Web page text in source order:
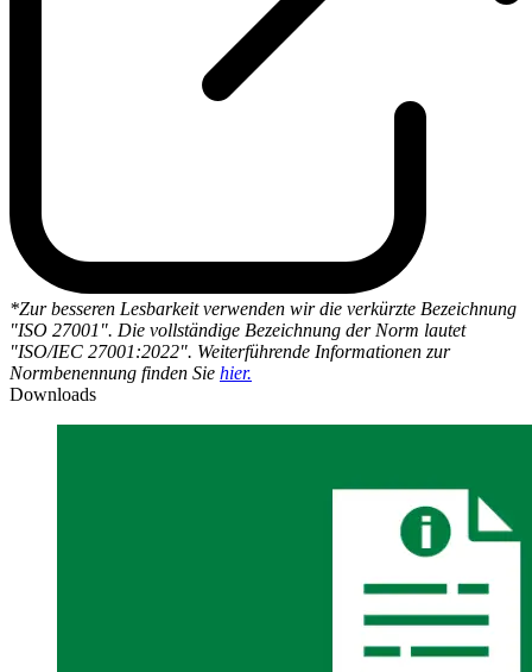
*Zur besseren Lesbarkeit verwenden wir die verkürzte Bezeichnung
"ISO 27001". Die vollständige Bezeichnung der Norm lautet
"ISO/IEC 27001:2022". Weiterführende Informationen zur
Normbenennung finden Sie hier.
Downloads